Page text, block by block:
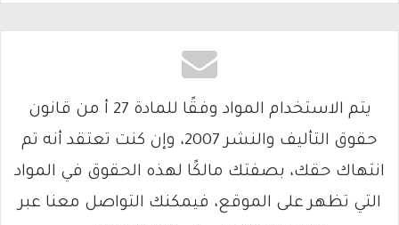
يتم الاستخدام المواد وفقًا للمادة 27 أ من قانون
حقوق التأليف والنشر 2007، وإن كنت تعتقد أنه تم
انتهاك حقك، بصفتك مالكًا لهذه الحقوق في المواد
التي تظهر على الموقع، فيمكنك التواصل معنا عبر